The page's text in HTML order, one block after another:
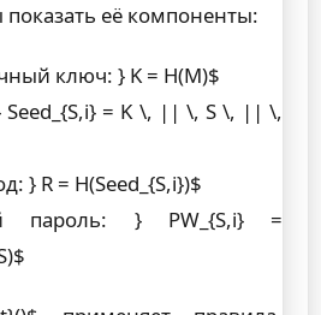
её компоненты:
ключ: } K = H(M)$
Seed_{S,i} = K \, || \, S \, || \,
} R = H(Seed_{S,i})$
пароль: } PW_{S,i} =